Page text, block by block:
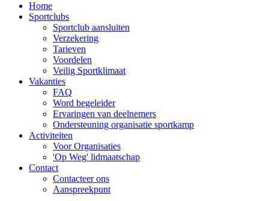
Home
Sportclubs
Sportclub aansluiten
Verzekering
Tarieven
Voordelen
Veilig Sportklimaat
Vakanties
FAQ
Word begeleider
Ervaringen van deelnemers
Ondersteuning organisatie sportkamp
Activiteiten
Voor Organisaties
'Op Weg' lidmaatschap
Contact
Contacteer ons
Aanspreekpunt